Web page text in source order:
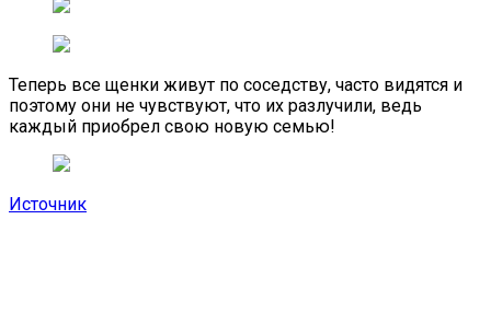
Теперь все щенки живут по соседству, часто видятся и
поэтому они не чувствуют, что их разлучили, ведь
каждый приобрел свою новую семью!
Источник